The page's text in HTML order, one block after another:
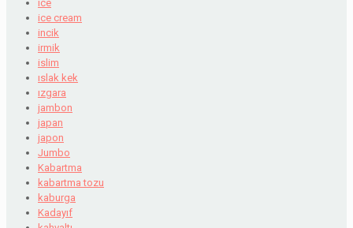
ice
ice cream
incik
irmik
islim
ıslak kek
ızgara
jambon
japan
japon
Jumbo
Kabartma
kabartma tozu
kaburga
Kadayıf